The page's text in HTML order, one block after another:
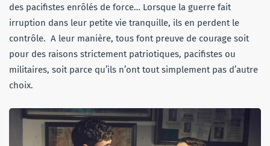
des pacifistes enrôlés de force… Lorsque la guerre fait
irruption dans leur petite vie tranquille, ils en perdent le
contrôle. A leur manière, tous font preuve de courage soit
pour des raisons strictement patriotiques, pacifistes ou
militaires, soit parce qu’ils n’ont tout simplement pas d’autre
choix.